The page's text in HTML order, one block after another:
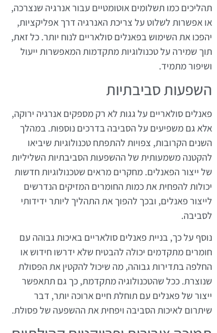
תהליכים כמו תשלומים אוטומטיים עבור אנרגיה שנצרכה,
או אפשרות לשלוט על צריכת האנרגיה דרך אפליקציות,
יהפכו את השימוש בפאנלים סולאריים לנוח יותר. כל זאת,
תוך שמירה על טכנולוגיות מתקדמות המאפשרות ייעול
ושיפור מתמיד.
השפעות סביבתיות
פאנלים סולאריים על גגות לא רק מספקים אנרגיה ירוקה,
אלא גם משפיעים על הסביבה בדרכים נוספות. במהלך
השנים הקרובות, צפויות להתפתח טכנולוגיות שיביאו
להקטנה משמעותית של ההשפעות הסביבתיות השליליות
של ייצור הפאנלים. מחקרים מראים שטכנולוגיות חדשות
יכולות להפחית את כמות החומרים המזיקים הנדרשים
לייצור פאנלים, ובכך להפוך את התהליך ליותר ידידותי
לסביבה.
נוסף על כך, בניית פאנלים סולאריים באיכות גבוהה עם
חומרים מתקדמים יכולה להבטיח שלא ידרשו חידוש או
החלפה בתדירות גבוהה, מה שיכול להקטין את הפסולת
שנוצרת. ככל שהטכנולוגיה מתקדמת, כך גם תתאפשר
ייצור של פאנלים עם תוחלת חיים ארוכה יותר, דבר
שיתרום לאיכות הסביבה ויפחית את ההשפעה של פסולת.